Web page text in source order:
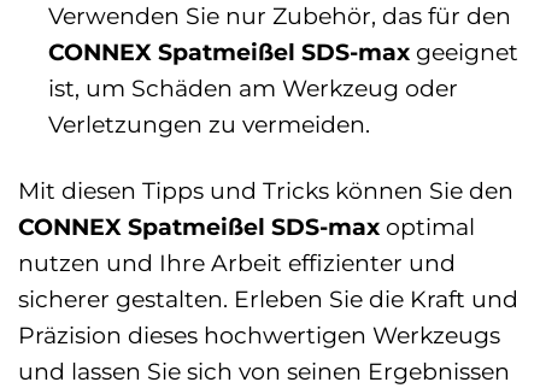
Verwenden Sie nur Zubehör, das für den
CONNEX Spatmeißel SDS-maxgeeignet
ist, um Schäden am Werkzeug oder
Verletzungen zu vermeiden.
Mit diesen Tipps und Tricks können Sie den
CONNEX Spatmeißel SDS-max optimal
nutzen und Ihre Arbeit effizienter und
sicherer gestalten. Erleben Sie die Kraft und
Präzision dieses hochwertigen Werkzeugs
und lassen Sie sich von seinen Ergebnissen